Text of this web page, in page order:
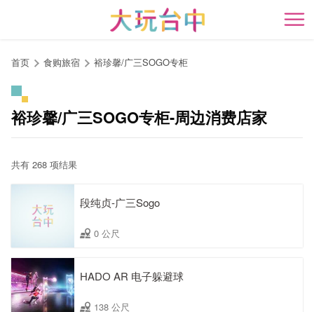
开
首页 食购旅宿 裕珍馨/广三SOGO专柜
裕珍馨/广三SOGO专柜-周边消费店家
共有 268 项结果
段纯贞-广三Sogo
0 公尺
HADO AR 电子躲避球
138 公尺